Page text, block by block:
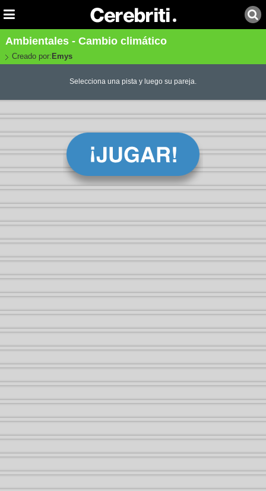
Ambientales - Cambio climático
Creado por: Emys
Selecciona una pista y luego su pareja.